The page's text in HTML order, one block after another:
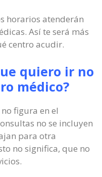
horarios atenderán
Así te será más
centro acudir.
quiero ir no
médico?
figura en el
no se incluyen
para otra
no significa, que no